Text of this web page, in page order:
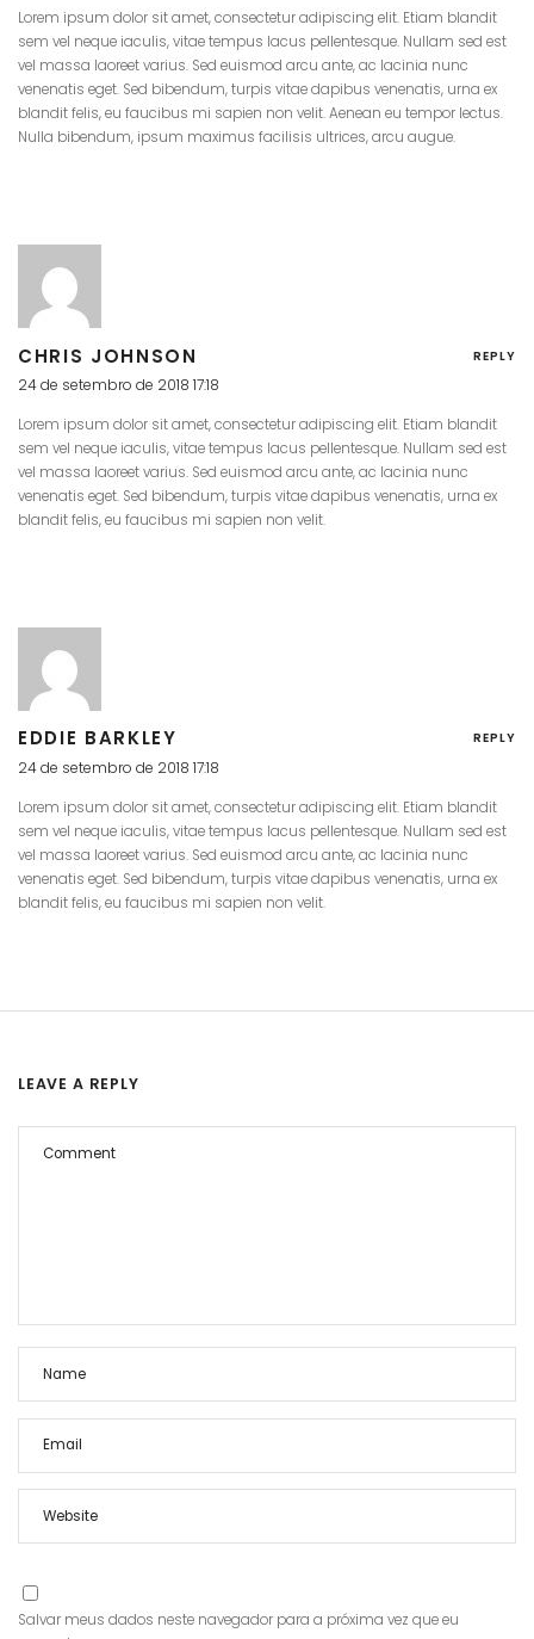
Lorem ipsum dolor sit amet, consectetur adipiscing elit. Etiam blandit
sem vel neque iaculis, vitae tempus lacus pellentesque. Nullam sed est
vel massa laoreet varius. Sed euismod arcu ante, ac lacinia nunc
venenatis eget. Sed bibendum, turpis vitae dapibus venenatis, urna ex
blandit felis, eu faucibus mi sapien non velit. Aenean eu tempor lectus.
Nulla bibendum, ipsum maximus facilisis ultrices, arcu augue.
CHRIS JOHNSON REPLY
24 de setembro de 2018 17:18
Lorem ipsum dolor sit amet, consectetur adipiscing elit. Etiam blandit
sem vel neque iaculis, vitae tempus lacus pellentesque. Nullam sed est
vel massa laoreet varius. Sed euismod arcu ante, ac lacinia nunc
venenatis eget. Sed bibendum, turpis vitae dapibus venenatis, urna ex
blandit felis, eu faucibus mi sapien non velit.
EDDIE BARKLEY REPLY
24 de setembro de 2018 17:18
Lorem ipsum dolor sit amet, consectetur adipiscing elit. Etiam blandit
sem vel neque iaculis, vitae tempus lacus pellentesque. Nullam sed est
vel massa laoreet varius. Sed euismod arcu ante, ac lacinia nunc
venenatis eget. Sed bibendum, turpis vitae dapibus venenatis, urna ex
blandit felis, eu faucibus mi sapien non velit.
LEAVE A REPLY
Salvar meus dados neste navegador para a próxima vez que eu